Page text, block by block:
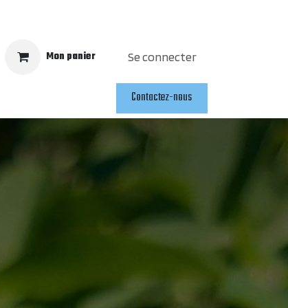
Mon panier Se connecter
Contactez-nous